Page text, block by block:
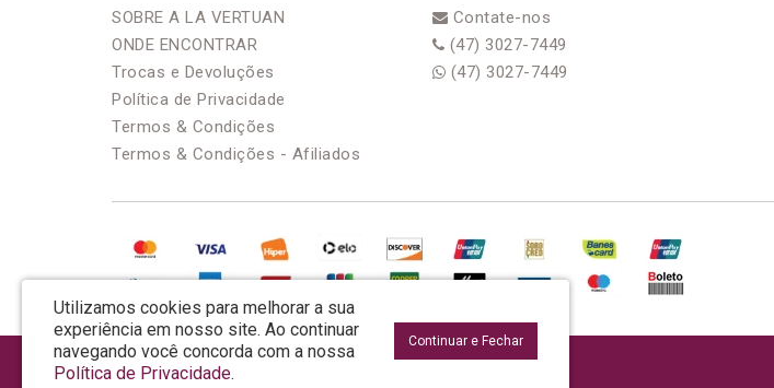
SOBRE A LA VERTUAN
ONDE ENCONTRAR
Trocas e Devoluções
Política de Privacidade
Termos & Condições
Termos & Condições - Afiliados
Contate-nos
(47) 3027-7449
(47) 3027-7449
Utilizamos cookies para melhorar a sua
experiência em nosso site. Ao continuar
navegando você concorda com a nossa
Política de Privacidade.
Continuar e Fechar
AROMA & MAGIA MANUF DE PROD COSMECEUTICOS LTDA EPP - CNPJ: 81.362.295/0001-48